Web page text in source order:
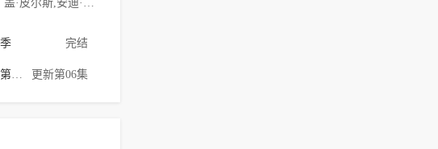
盖·皮尔斯,安迪·瑟金斯,斯蒂芬·格拉汉姆,乔·阿尔文,夏洛特·莱利,鲁特格尔·哈尔,雯叶特·罗宾逊,杰森·弗莱明,比利·巴瑞特,保罗·查希迪,娜塔莎·卡尔扎克,约翰尼·哈里斯,杰森··莱恩斯
完结
更新第06集
季